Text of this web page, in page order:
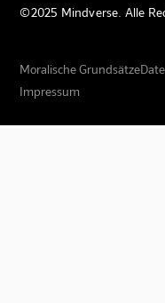
©2025 Mindverse. Alle
Moralische Grundsätze
Impressum